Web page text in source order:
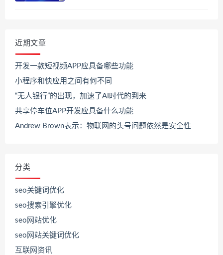
近期文章
开发一款短视频APP应具备哪些功能
小程序和快应用之间有何不同
“无人银行”的出现，加速了AI时代的到来
共享停车位APP开发应具备什么功能
Andrew Brown表示：物联网的头号问题依然是安全性
分类
seo关键词优化
seo搜索引擎优化
seo网站优化
seo网站关键词优化
互联网资讯